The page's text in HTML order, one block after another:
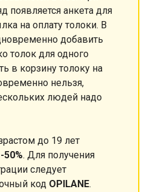
появляется анкета для
на оплату толоки. В
добавить
толок для одного
в корзину толоку на
нельзя,
людей надо
до 19 лет
-50%. Для получения
следует
код OPILANE.